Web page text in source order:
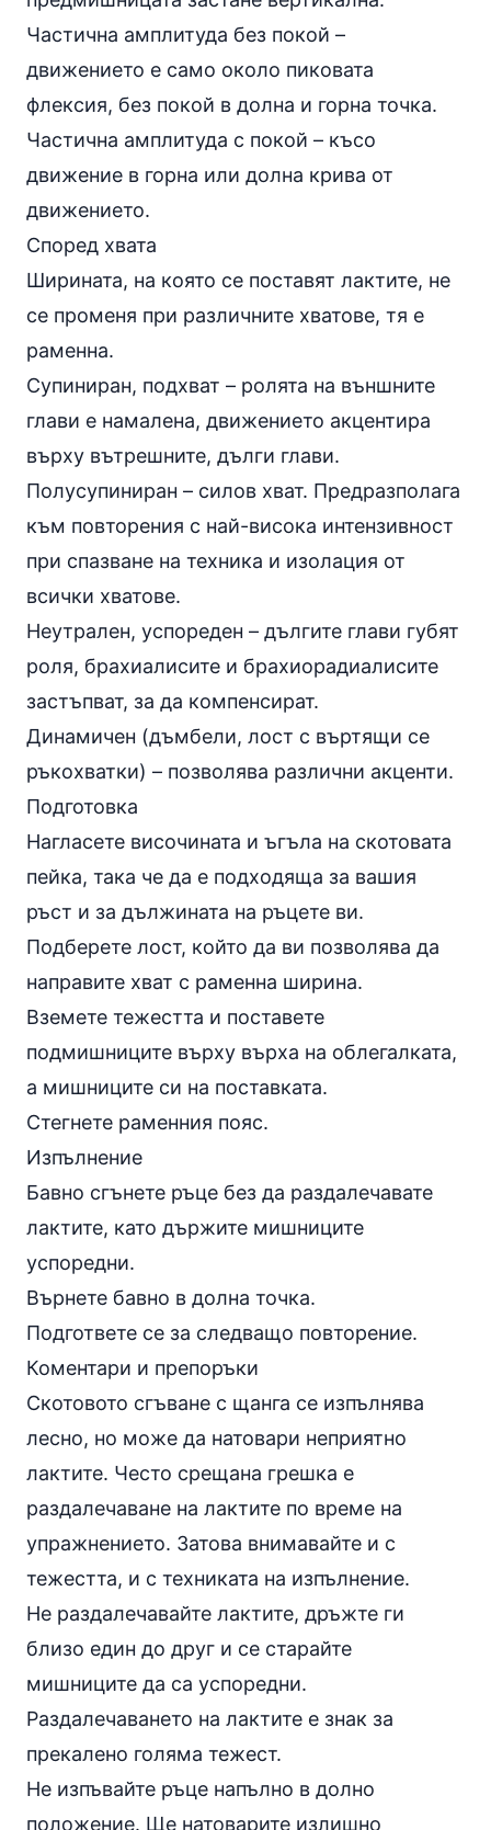
Частична амплитуда без покой –
движението е само около пиковата
флексия, без покой в долна и горна точка.
Частична амплитуда с покой – късо
движение в горна или долна крива от
движението.
Според хвата
Ширината, на която се поставят лактите, не
се променя при различните хватове, тя е
раменна.
Супиниран, подхват – ролята на външните
глави е намалена, движението акцентира
върху вътрешните, дълги глави.
Полусупиниран – силов хват. Предразполага
към повторения с най-висока интензивност
при спазване на техника и изолация от
всички хватове.
Неутрален, успореден – дългите глави губят
роля, брахиалисите и брахиорадиалисите
застъпват, за да компенсират.
Динамичен (дъмбели, лост с въртящи се
ръкохватки) – позволява различни акценти.
Подготовка
Нагласете височината и ъгъла на скотовата
пейка, така че да е подходяща за вашия
ръст и за дължината на ръцете ви.
Подберете лост, който да ви позволява да
направите хват с раменна ширина.
Вземете тежестта и поставете
подмишниците върху върха на облегалката,
а мишниците си на поставката.
Стегнете раменния пояс.
Изпълнение
Бавно сгънете ръце без да раздалечавате
лактите, като държите мишниците
успоредни.
Върнете бавно в долна точка.
Подгответе се за следващо повторение.
Коментари и препоръки
Скотовото сгъване с щанга се изпълнява
лесно, но може да натовари неприятно
лактите. Често срещана грешка е
раздалечаване на лактите по време на
упражнението. Затова внимавайте и с
тежестта, и с техниката на изпълнение.
Не раздалечавайте лактите, дръжте ги
близо един до друг и се старайте
мишниците да са успоредни.
Раздалечаването на лактите е знак за
прекалено голяма тежест.
Не изпъвайте ръце напълно в долно
положение. Ще натоварите излишно